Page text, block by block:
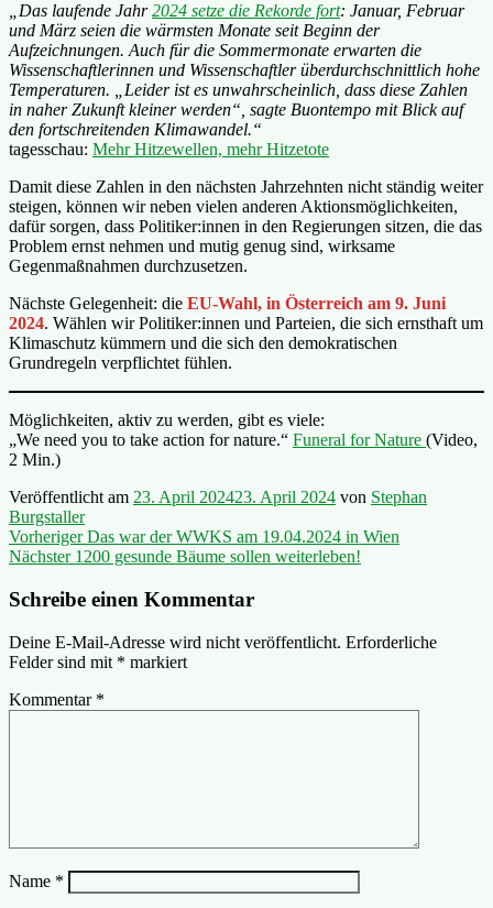
„Das laufende Jahr2024 setze die Rekorde fort: Januar, Februar
und März seien die wärmsten Monate seit Beginn der
Aufzeichnungen. Auch für die Sommermonate erwarten die
Wissenschaftlerinnen und Wissenschaftler überdurchschnittlich hohe
Temperaturen. „Leider ist es unwahrscheinlich, dass diese Zahlen
in naher Zukunft kleiner werden“, sagte Buontempo mit Blick auf
den fortschreitenden Klimawandel.“
tagesschau: Mehr Hitzewellen, mehr Hitzetote
Damit diese Zahlen in den nächsten Jahrzehnten nicht ständig weiter
steigen, können wir neben vielen anderen Aktionsmöglichkeiten,
dafür sorgen, dass Politiker:innen in den Regierungen sitzen, die das
Problem ernst nehmen und mutig genug sind, wirksame
Gegenmaßnahmen durchzusetzen.
Nächste Gelegenheit: die EU-Wahl, in Österreich am 9. Juni
2024. Wählen wir Politiker:innen und Parteien, die sich ernsthaft um
Klimaschutz kümmern und die sich den demokratischen
Grundregeln verpflichtet fühlen.
Möglichkeiten, aktiv zu werden, gibt es viele:
„We need you to take action for nature.“ Funeral for Nature (Video,
2 Min.)
Veröffentlicht am 23. April 202423. April 2024 von Stephan
Burgstaller
Beitragsnavigation
Vorheriger Vorheriger
Beitrag:
Das war der WWKS am 19.04.2024 in Wien
Nächster Nächster
1200 gesunde Bäume sollen weiterleben!
Schreibe einen Kommentar
Deine E-Mail-Adresse wird nicht veröffentlicht. Erforderliche
Felder sind mit * markiert
Kommentar *
Name *